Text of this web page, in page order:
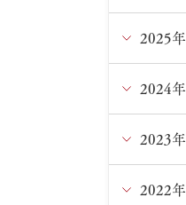
1月
2025年
12月
9月
7月
2024年
12月
11月
2023年
12月
2022年